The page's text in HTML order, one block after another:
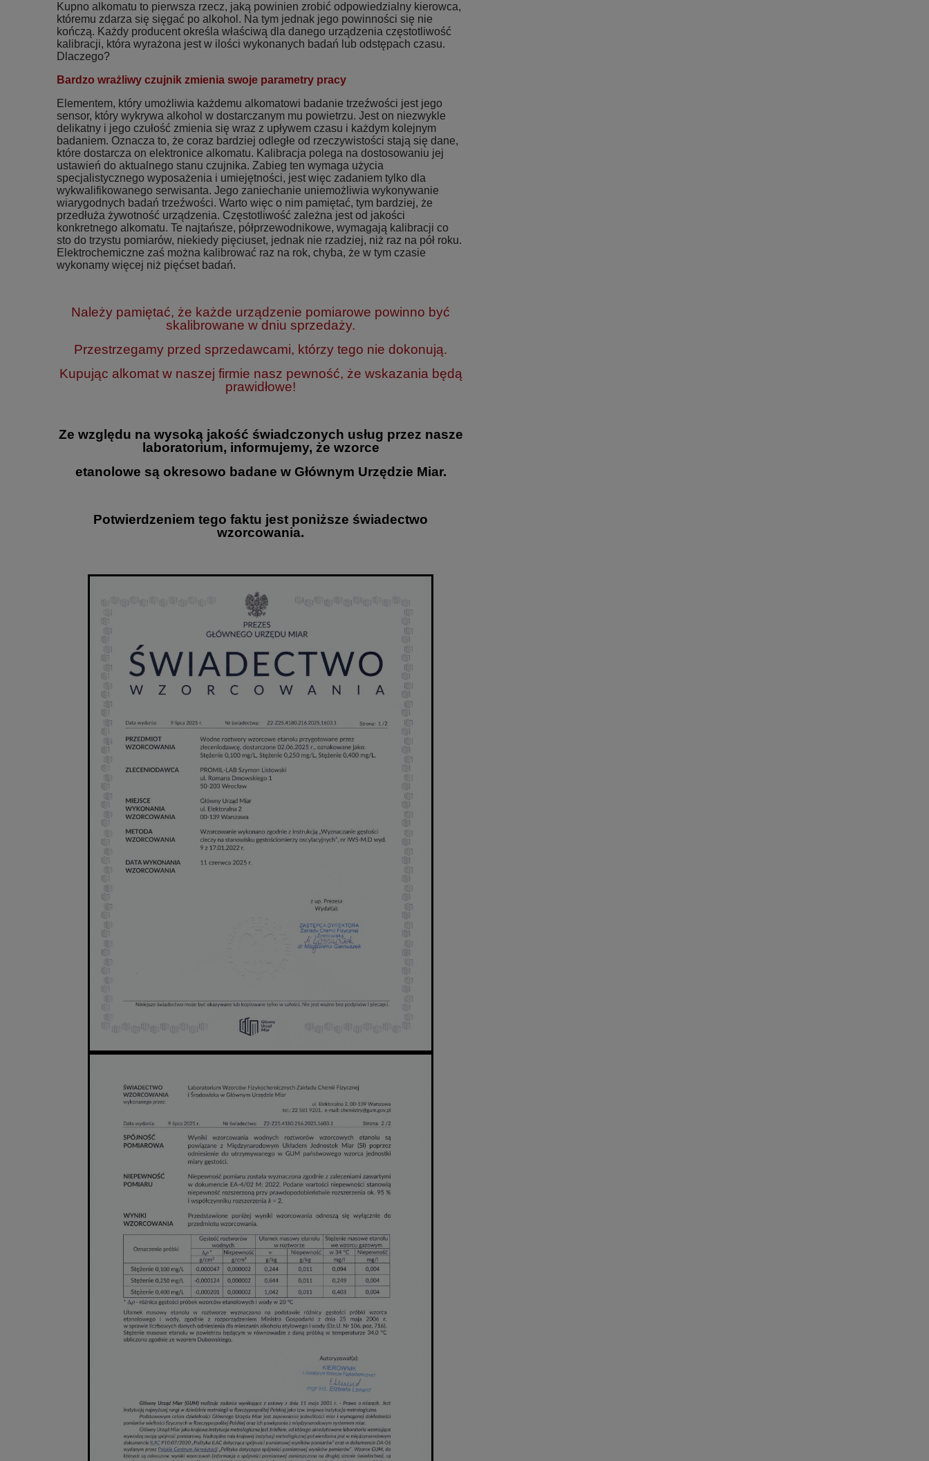
Kupno alkomatu to pierwsza rzecz, jaką powinien zrobić odpowiedzialny kierowca,
któremu zdarza się sięgać po alkohol. Na tym jednak jego powinności się nie
kończą. Każdy producent określa właściwą dla danego urządzenia częstotliwość
kalibracji, która wyrażona jest w ilości wykonanych badań lub odstępach czasu.
Dlaczego?
Bardzo wrażliwy czujnik zmienia swoje parametry pracy
Elementem, który umożliwia każdemu alkomatowi badanie trzeźwości jest jego
sensor, który wykrywa alkohol w dostarczanym mu powietrzu. Jest on niezwykle
delikatny i jego czułość zmienia się wraz z upływem czasu i każdym kolejnym
badaniem. Oznacza to, że coraz bardziej odległe od rzeczywistości stają się dane,
które dostarcza on elektronice alkomatu. Kalibracja polega na dostosowaniu jej
ustawień do aktualnego stanu czujnika. Zabieg ten wymaga użycia
specjalistycznego wyposażenia i umiejętności, jest więc zadaniem tylko dla
wykwalifikowanego serwisanta. Jego zaniechanie uniemożliwia wykonywanie
wiarygodnych badań trzeźwości. Warto więc o nim pamiętać, tym bardziej, że
przedłuża żywotność urządzenia. Częstotliwość zależna jest od jakości
konkretnego alkomatu. Te najtańsze, półprzewodnikowe, wymagają kalibracji co
sto do trzystu pomiarów, niekiedy pięciuset, jednak nie rzadziej, niż raz na pół roku.
Elektrochemiczne zaś można kalibrować raz na rok, chyba, że w tym czasie
wykonamy więcej niż pięćset badań.
Należy pamiętać, że każde urządzenie pomiarowe powinno być
skalibrowane w dniu sprzedaży.
Przestrzegamy przed sprzedawcami, którzy tego nie dokonują.
Kupując alkomat w naszej firmie nasz pewność, że wskazania będą
prawidłowe!
Ze względu na wysoką jakość świadczonych usług przez nasze
laboratorium, informujemy, że wzorce
etanolowe są okresowo badane w Głównym Urzędzie Miar.
Potwierdzeniem tego faktu jest poniższe świadectwo
wzorcowania.